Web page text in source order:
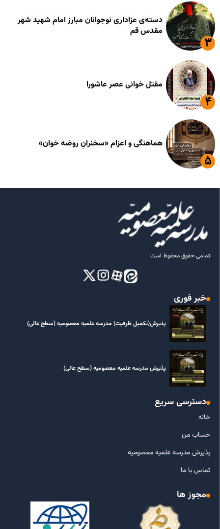
دسته‌ی عزاداری نوجوانان مبارز امام شهید شهر
مقدس قم
مقتل خوانی عصر عاشورا
هماهنگی و اعزام «سخنرانِ روضه خوان»
تمامی حقوق محفوظ است
خبر فوری
پذیرش(تکمیل ظرفیت) مدرسه علمیه معصومیه‌ (سطح عالی)
پذیرش مدرسه علمیه معصومیه‌ (سطح عالی)
دسترسی سریع
خانه
حساب من
پذیرش مدرسه علمیه معصومیه
تماس با ما
مجوز ها